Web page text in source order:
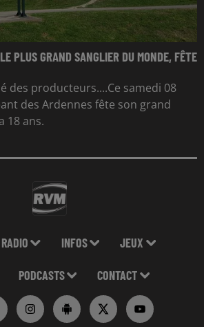
PLUS GRAND SANGLIER DU MONDE, FÊTE
des producteurs....Ce samedi 08
des Ardennes fête son grand
18 ans.
RADIO INFOS JEUX
PODCASTS CONTACT